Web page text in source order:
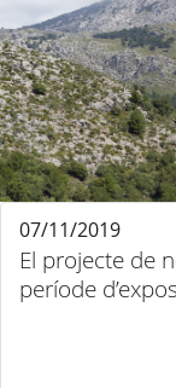
El projecte de
període
07/11/2019